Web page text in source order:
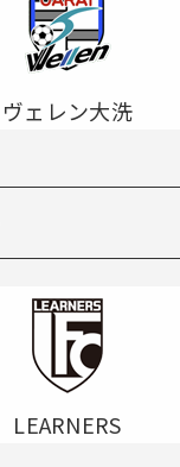
ヴェレン大洗
LEARNERS